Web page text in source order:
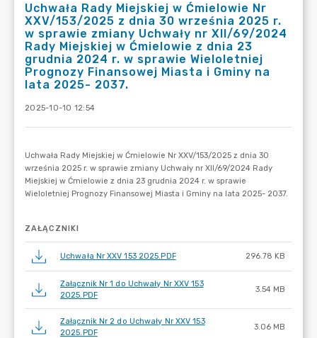
Uchwała Rady Miejskiej w Ćmielowie Nr
XXV/153/2025 z dnia 30 września 2025 r.
w sprawie zmiany Uchwały nr XII/69/2024
Rady Miejskiej w Ćmielowie z dnia 23
grudnia 2024 r. w sprawie Wieloletniej
Prognozy Finansowej Miasta i Gminy na
lata 2025- 2037.
2025-10-10 12:54
ZAŁĄCZNIKI
Uchwała Nr XXV 153 2025.PDF 296.78 KB
Załącznik Nr 1 do Uchwały Nr XXV 153
2025.PDF
3.54 MB
Załącznik Nr 2 do Uchwały Nr XXV 153
2025.PDF
3.06 MB